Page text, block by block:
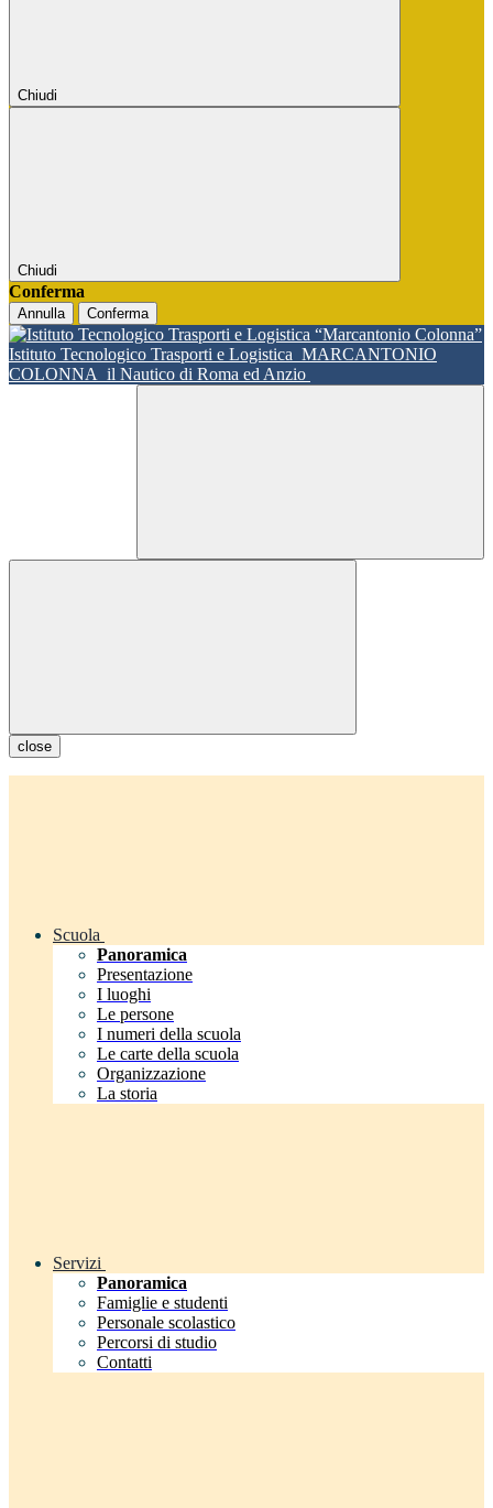
Chiudi
Chiudi
Conferma
Annulla Conferma
Istituto Tecnologico Trasporti e Logistica MARCANTONIO
COLONNA il Nautico di Roma ed Anzio
close
Scuola
Panoramica
Presentazione
I luoghi
Le persone
I numeri della scuola
Le carte della scuola
Organizzazione
La storia
Servizi
Panoramica
Famiglie e studenti
Personale scolastico
Percorsi di studio
Contatti